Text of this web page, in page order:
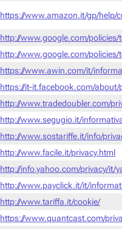
https://www.amazon.it/gp/help/
http://www.google.com/policies/
http://www.google.com/policies/
https://www.awin.com/it/
https://it-it.facebook.com/about/
http://www.tradedoubler.com/
http://www.segugio.it/
http://www.sostariffe.it/info/
http://www.facile.it/privacy.html
http://info.yahoo.com/privacy/it/
http://www.payclick.it/it/
http://www.tariffa.it/cookie/
https://www.quantcast.com/